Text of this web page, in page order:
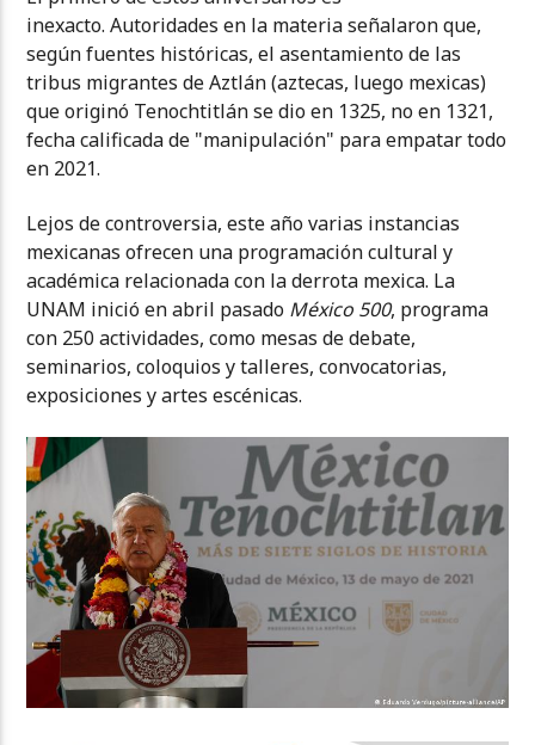
inexacto. Autoridades en la materia señalaron que,
según fuentes históricas, el asentamiento de las
tribus migrantes de Aztlán (aztecas, luego mexicas)
que originó Tenochtitlán se dio en 1325, no en 1321,
fecha calificada de "manipulación" para empatar todo
en 2021.
Lejos de controversia, este año varias instancias
mexicanas ofrecen una programación cultural y
académica relacionada con la derrota mexica. La
UNAM inició en abril pasado México 500, programa
con 250 actividades, como mesas de debate,
seminarios, coloquios y talleres, convocatorias,
exposiciones y artes escénicas.